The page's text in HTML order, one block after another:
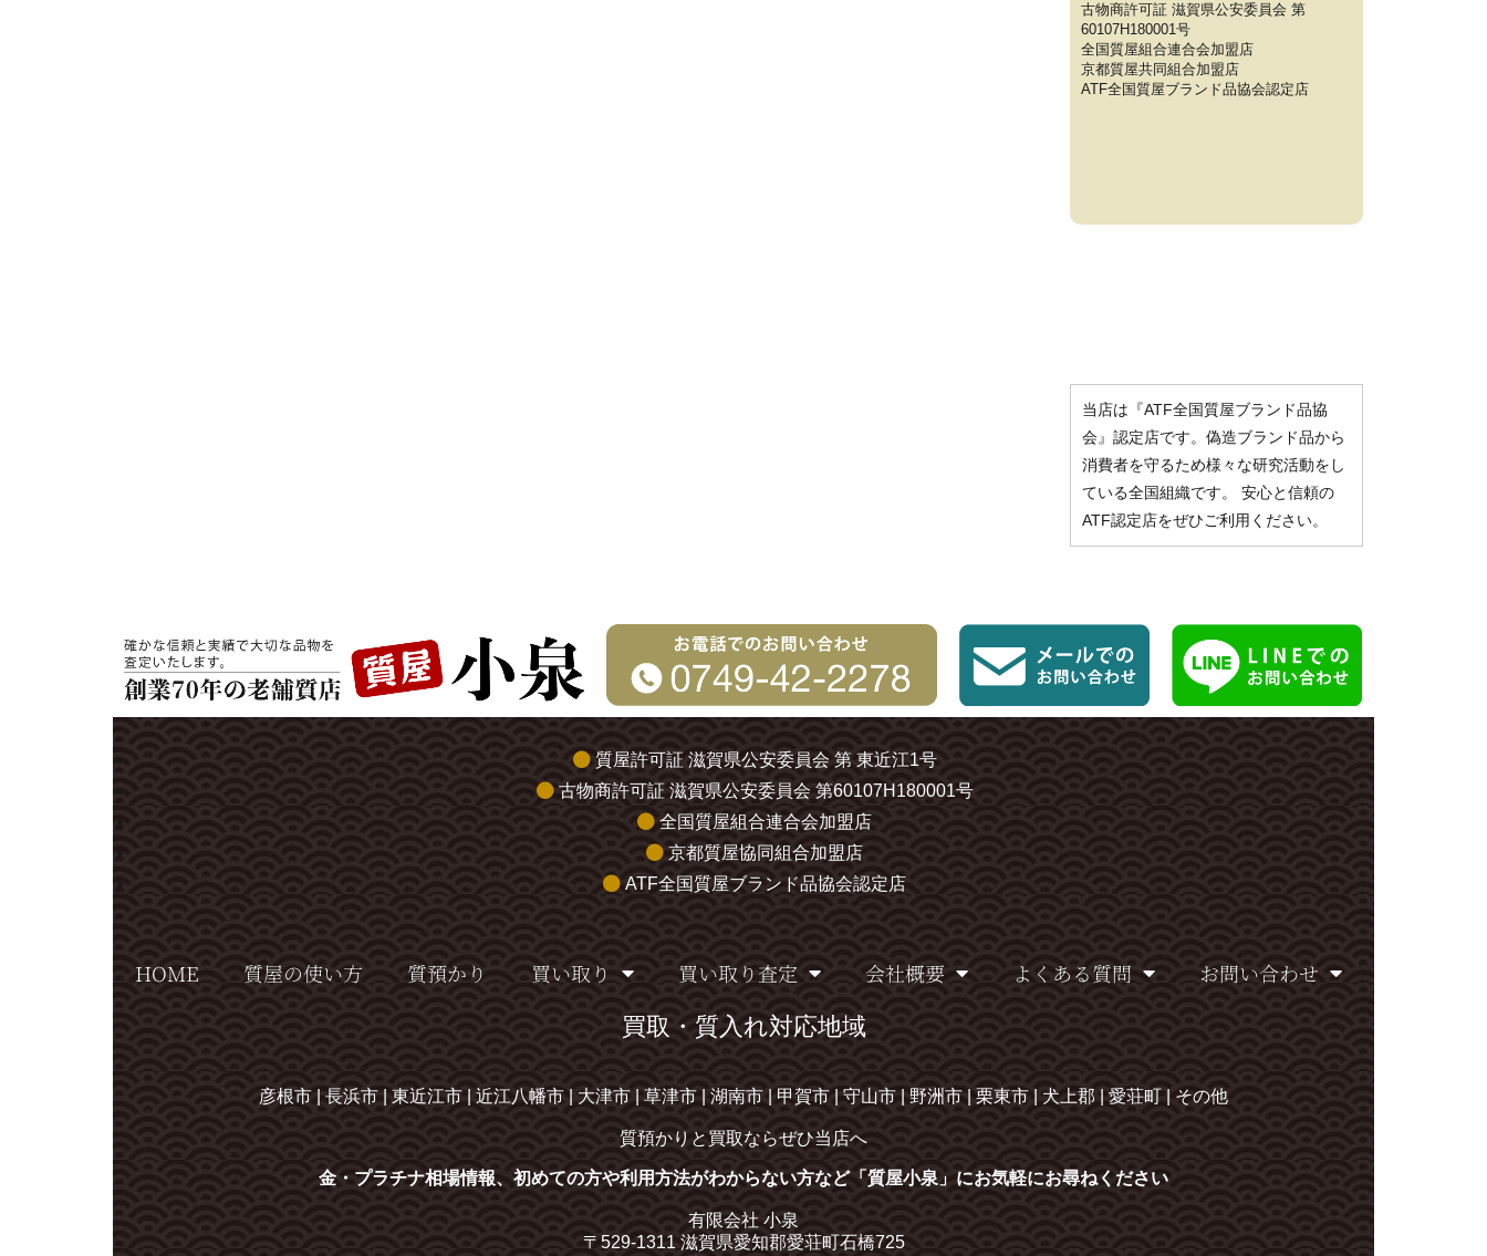
古物商許可証 滋賀県公安委員会 第
60107H180001号
全国質屋組合連合会加盟店
京都質屋共同組合加盟店
ATF全国質屋ブランド品協会認定店
当店は『ATF全国質屋ブランド品協
会』認定店です。偽造ブランド品から
消費者を守るため様々な研究活動をし
ている全国組織です。 安心と信頼の
ATF認定店をぜひご利用ください。
質屋許可証 滋賀県公安委員会 第 東近江1号
古物商許可証 滋賀県公安委員会 第60107H180001号
全国質屋組合連合会加盟店
京都質屋協同組合加盟店
ATF全国質屋ブランド品協会認定店
HOME 質屋の使い方 質預かり 買い取り 買い取り査定 会社概要 よくある質問 お問い合わせ
買取・質入れ対応地域
彦根市 | 長浜市 | 東近江市 | 近江八幡市 | 大津市 | 草津市 | 湖南市 | 甲賀市 | 守山市 | 野洲市 | 栗東市 | 犬上郡 | 愛荘町 | その他
質預かりと買取ならぜひ当店へ
金・プラチナ相場情報、初めての方や利用方法がわからない方など「質屋小泉」にお気軽にお尋ねください
有限会社 小泉
〒529-1311 滋賀県愛知郡愛荘町石橋725